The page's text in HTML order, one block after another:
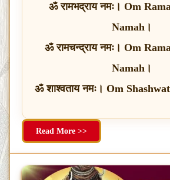
ॐ रामभद्राय नमः। Om
Namah।
ॐ रामचन्द्राय नमः। Om
Namah।
ॐ शाश्वताय नमः। Om
Read More >>